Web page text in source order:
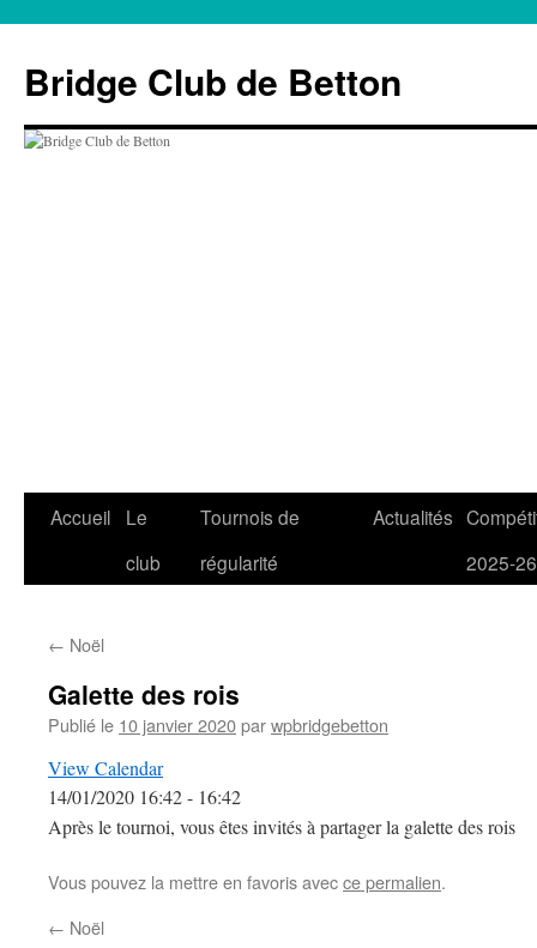
contenu
Bridge Club de Betton
Accueil
Le
club
Tournois de
régularité
Actualités
2025-26
← Noël
Galette des rois
Publié le 10 janvier 2020parwpbridgebetton
View Calendar
14/01/2020 16:42 - 16:42
Après le tournoi, vous êtes invités à partager la galette des rois
Vous pouvez la mettre en favoris avecce permalien.
← Noël